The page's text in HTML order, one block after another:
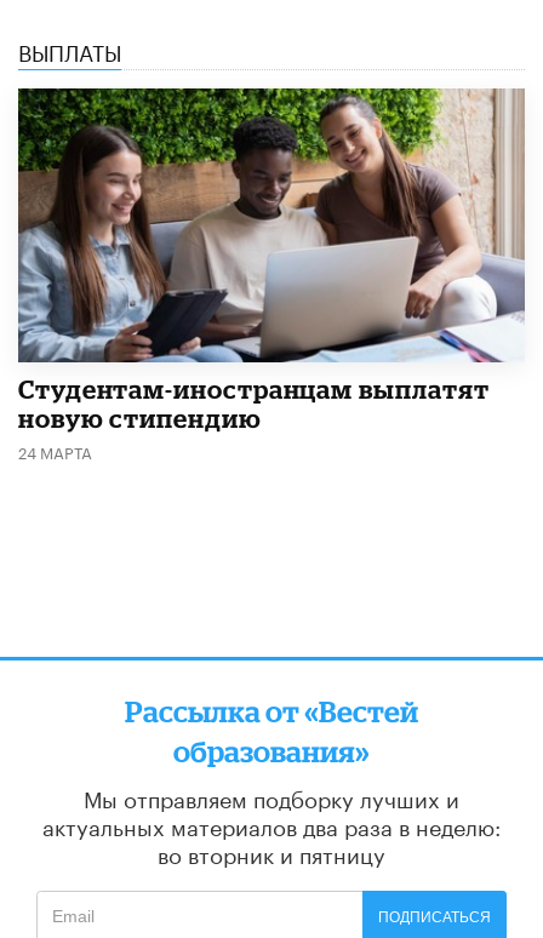
ВЫПЛАТЫ
Студентам-иностранцам выплатят
новую стипендию
24 МАРТА
Рассылка от «Вестей
образования»
Мы отправляем подборку лучших и
актуальных материалов два раза в неделю:
во вторник и пятницу
ПОДПИСАТЬСЯ